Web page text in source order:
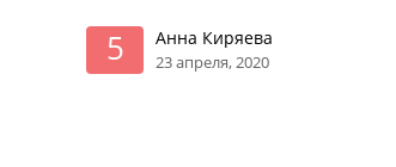
5 Анна Киряева
23 апреля, 2020